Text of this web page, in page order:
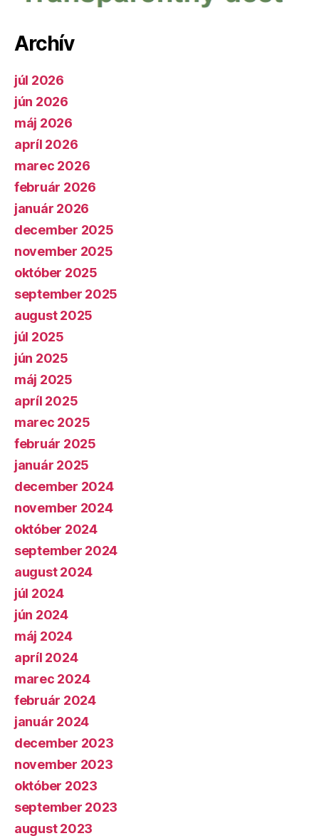
Archív
júl 2026
jún 2026
máj 2026
apríl 2026
marec 2026
február 2026
január 2026
december 2025
november 2025
október 2025
september 2025
august 2025
júl 2025
jún 2025
máj 2025
apríl 2025
marec 2025
február 2025
január 2025
december 2024
november 2024
október 2024
september 2024
august 2024
júl 2024
jún 2024
máj 2024
apríl 2024
marec 2024
február 2024
január 2024
december 2023
november 2023
október 2023
september 2023
august 2023